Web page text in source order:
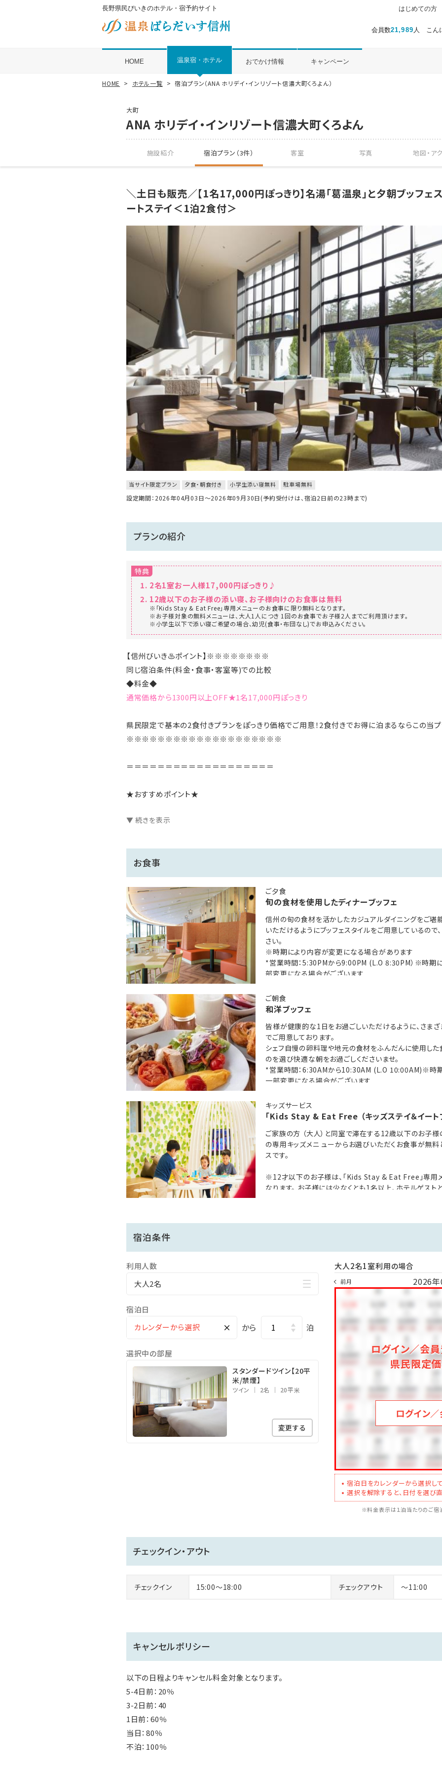
長野県民びいきのホテル・宿予約サイト
会員数21,989 人 こん
はじめての方
HOME 温泉宿・ホテル おでかけ情報 キャンペーン
HOME ホテル一覧 宿泊プラン（ANA ホリデイ・インリゾート信濃大町くろよん）
大町
ANA ホリデイ・インリゾート信濃大町くろよん
施設紹介 宿泊プラン（3件） 客室 写真 地図・ ア
＼土日も販売／【1名17,000円ぽっきり】名湯「葛温泉」と夕朝ブッフェ
ートステイ＜1泊2食付＞
当サイト限定プラン 夕食・朝食付き 小学生添い寝無料 駐車場無料
設定期間：2026年04月03日～2026年09月30日(予約受付けは、宿泊2日前の23時まで)
プランの紹介
特典
2名1室お一人様17,000円ぽっきり♪
12歳以下のお子様の添い寝、お子様向けのお食事は無料
※「Kids Stay & Eat Free」専用メニューのお食事に限り無料となります。
※お子様対象の無料メニューは、大人1人につき 1回のお食事でお子様2人までご利用頂けます。
※小学生以下で添い寝ご希望の場合、幼児(食事・布団なし)でお申込みください。
【信州びいき♨ポイント】※※※※※※※※
同じ宿泊条件(料金・食事・客室等)での比較
◆料金◆
通常価格から1300円以上OFF★1名17,000円ぽっきり
県民限定で基本の2食付きプランをぽっきり価格でご用意！2食付きでお得に泊まるならこの当
※※※※※※※※※※※※※※※※※※※※
＝＝＝＝＝＝＝＝＝＝＝＝＝＝＝＝＝＝＝
★おすすめポイント★
【1】夕食、朝食ともに食べ放題で楽しめるブッフェスタイル※時期により内容が変更になる場合
【3】12歳以下のお子様の添い寝、お子様向けのお食事は無料
北アルプスの大自然に囲まれた長野県大町市にある唯一のマウンテンリゾートのラグジュアリ
沢なひとときをお過ごしいただけます。
豊かな自然に恵まれた「ANAホリデイ・イン リゾート信濃大町くろよん」では、四季折々のアウト
おります。
翌日は11時チェックアウトなので、朝食を食べたあとはお部屋で休んだり、天然かけ流し温泉に
をお過ごしいただけます。ぜひこの機会に、非日常的な空間を演出するマウンテンリゾートをご満
■ご夕食会場
・レストランbotanica（ビュッフェ）
営業時間：5:30PMから9:00PM (L.O 8:30PM）※時期により食事内容、営業時間が一部変更に
■朝食会場：
・レストランbotanica（ビュッフェ）
営業時間：6:30AMから10:30AM (L.O 10:00AM)※時期により食事内容、営業時間が一部変更
・12歳以下のお子様の添い寝、お子様向けのお食事は無料（対象レストランに限ります）
※添い寝可能人数はお部屋ごとに違います。各客室説明をご確認ください。
※12歳以下で添い寝ご希望の場合は幼児でお申込みください。
※おひとり分のベッドまたはお布団が必要な場合は大人と同料金です。
※お子様の食事ついて：大人1名様につき12歳以下のお子様2名様まで、対象レストランでのキッ
レストラン：レストランbotanica）
※13歳以上のお客様は大人でお申し込みください。
■入湯税（大人おひとり150円）は別途請求させていただきます。
▼ 続きを表示
お食事
ご夕食
旬の食材を使用したディナーブッフェ
信州の旬の食材を活かしたカジュアルダイニングをご堪
いただけるようにブッフェスタイルをご用意しているので
さい。
※時期により内容が変更になる場合があります
*営業時間：5:30PMから9:00PM (L.O 8:30PM）※時期
部変更になる場合がございます
ご朝食
和洋ブッフェ
皆様が健康的な1日をお過ごしいただけるように、さまざ
でご用意しております。
シェフ自慢の卵料理や地元の食材をふんだんに使用した
のを選び快適な朝をお過ごしくださいませ。
*営業時間：6:30AMから10:30AM (L.O 10:00AM)※時
一部変更になる場合がございます
キッズサービス
「Kids Stay & Eat Free （キッズステイ＆イートフ
ご家族の方 （大人）と同室で滞在する12歳以下のお子様
の専用キッズメニ ューからお選びいただくお食事が無料
スです。
※12才以下のお子様は、「Kids Stay & Eat Free」専用
なります。 お子様には少なくとも1名以上、ホテルゲス
伴者が必要であり、その保護者はブッフェのお料理をご
宿泊条件
利用人数
大人2名
宿泊日
× から 泊
選択中の部屋
スタンダードツイン【20平
米/禁煙】
ツイン 2名 20平米
変更する
大人2名1室利用の場合
前月 2026
ログイン／会員
県民限定
ログイン
宿泊日をカレンダーから選択し
選択を解除すると、日付を選び直
※料金表示は１泊当たりのご宿
チェックイン・アウト
チェックイン 15:00～18:00 チェックアウト ～11:00
キャンセルポリシー
以下の日程よりキャンセル料金対象となります。
5-4日前：20％
3-2日前：40
1日前：60％
当日：80％
不泊：100％